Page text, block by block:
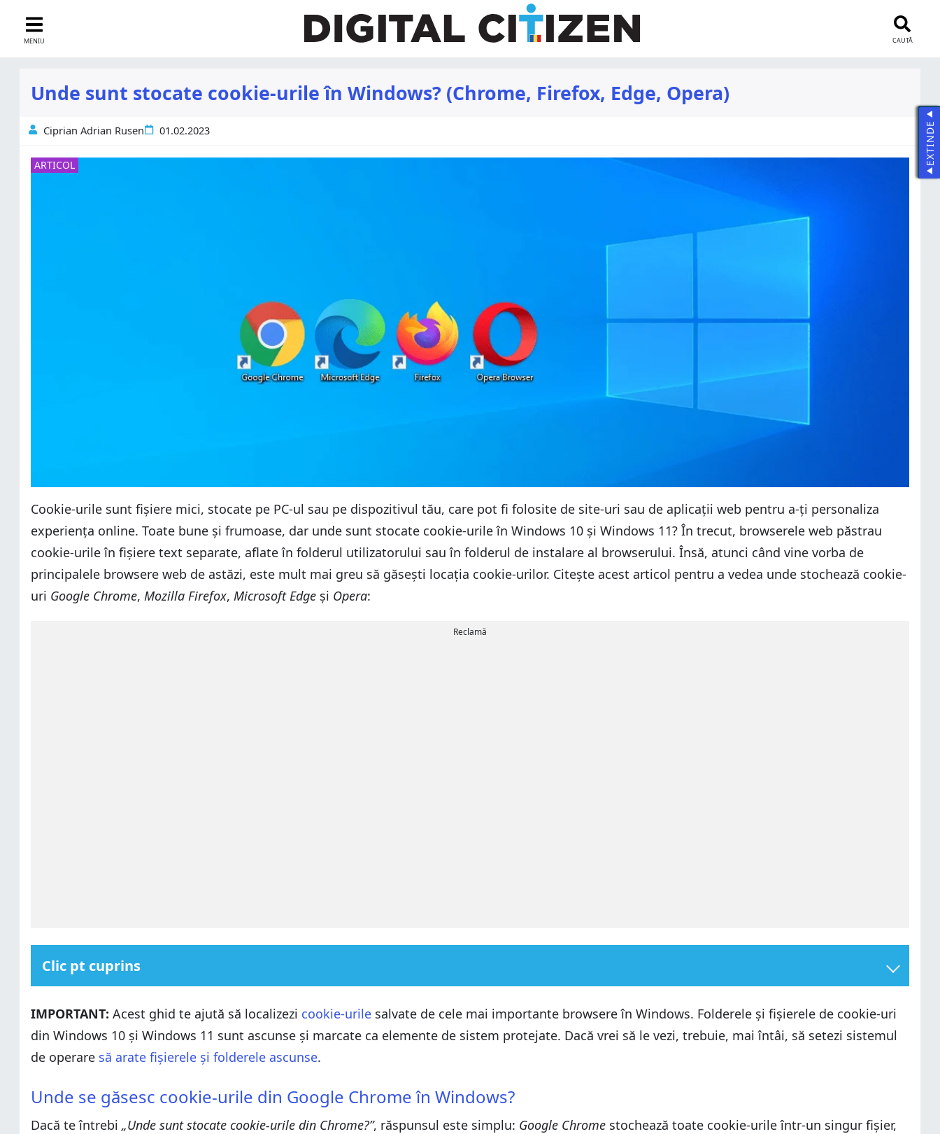
MENIU CAUTĂ
Unde sunt stocate cookie-urile în Windows? (Chrome, Firefox, Edge, Opera)
Ciprian Adrian Rusen 01.02.2023
ARTICOL
Cookie-urile sunt fișiere mici, stocate pe PC-ul sau pe dispozitivul tău, care pot fi folosite de site-uri sau de aplicații web pentru a-ți personaliza
experiența online. Toate bune și frumoase, dar unde sunt stocate cookie-urile în Windows 10 și Windows 11? În trecut, browserele web păstrau
cookie-urile în fișiere text separate, aflate în folderul utilizatorului sau în folderul de instalare al browserului. Însă, atunci când vine vorba de
principalele browsere web de astăzi, este mult mai greu să găsești locația cookie-urilor. Citește acest articol pentru a vedea unde stochează cookie-
uri Google Chrome, Mozilla Firefox, Microsoft Edge și Opera:
Reclamă
Clic pt cuprins
Unde stochează Firefox cookie-urile în Windows?
Locația cookie-urilor din Microsoft Edge în Windows 10 și Windows 11
Locația cookie-urilor din Opera și Opera GX în Windows 10 și Windows 11
IMPORTANT: Acest ghid te ajută să localizezi cookie-urile salvate de cele mai importante browsere în Windows. Folderele și fișierele de cookie-uri
din Windows 10 și Windows 11 sunt ascunse și marcate ca elemente de sistem protejate. Dacă vrei să le vezi, trebuie, mai întâi, să setezi sistemul
de operare să arate fișierele și folderele ascunse.
Unde stochează Firefox cookie-urile în Windows?
Locația cookie-urilor din Microsoft Edge în Windows 10 și Windows 11
Unde se găsesc cookie-urile din Google Chrome în Windows?
Dacă te întrebi „Unde sunt stocate cookie-urile din Chrome?”, răspunsul este simplu: Google Chrome stochează toate cookie-urile într-un singur fișier,
EXTINDE